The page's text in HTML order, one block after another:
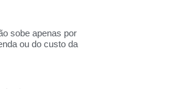
sobe apenas por
ou do custo da